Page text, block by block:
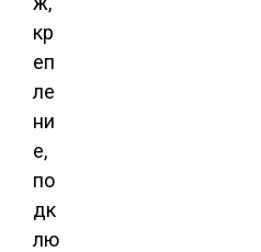
кр
еп
ле
ни
е,
по
дк
лю